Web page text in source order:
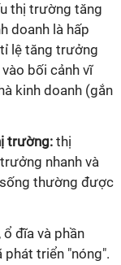
thị trường tăng
doanh là hấp
tỉ lệ tăng trưởng
bối cảnh vĩ
kinh doanh (gắn
trường: thị
ưởng nhanh và
thường được
đĩa và phần
triển "nóng".